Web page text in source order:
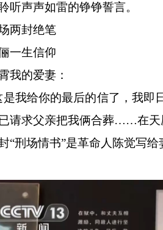
听声声如雷的铮铮誓言。
封绝笔
生信仰
的爱妻：
给你的最后的信了，我即
请求父亲把我俩合葬……在天
场情书”是革命人陈觉写给